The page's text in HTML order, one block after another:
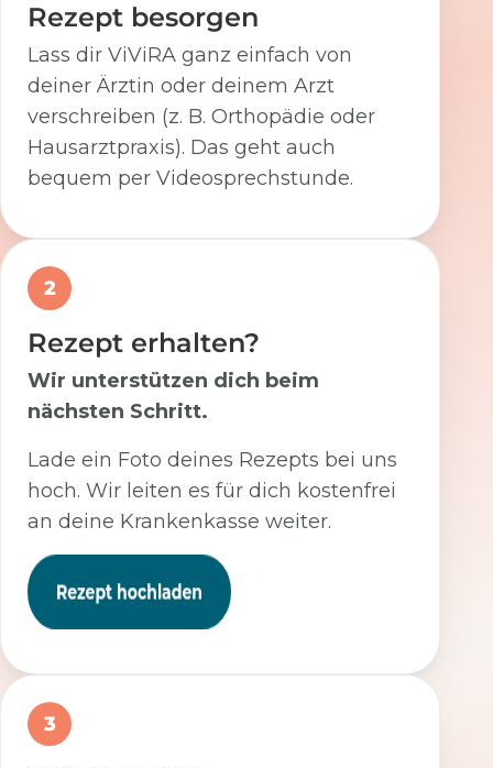
Rezept besorgen
Lass dir ViViRA ganz einfach von
deiner Ärztin oder deinem Arzt
verschreiben (z. B. Orthopädie oder
Hausarztpraxis). Das geht auch
bequem per Videosprechstunde.
2
Rezept erhalten?
Wir unterstützen dich beim
nächsten Schritt.
Lade ein Foto deines Rezepts bei uns
hoch. Wir leiten es für dich kostenfrei
an deine Krankenkasse weiter.
3